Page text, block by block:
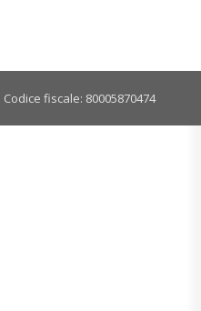
fiscale: 80005870474